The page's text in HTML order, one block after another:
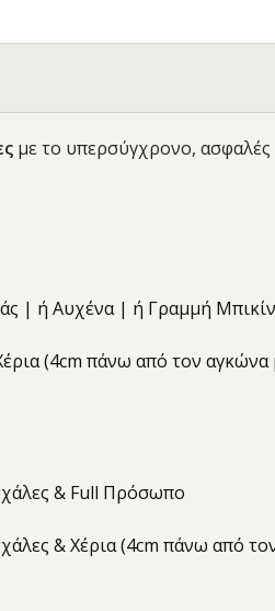
με το υπερσύγχρονο, ασφαλές
| ή Αυχένα | ή Γραμμή
(4cm πάνω από τον
& Full Πρόσωπο
& Χέρια (4cm πάνω από